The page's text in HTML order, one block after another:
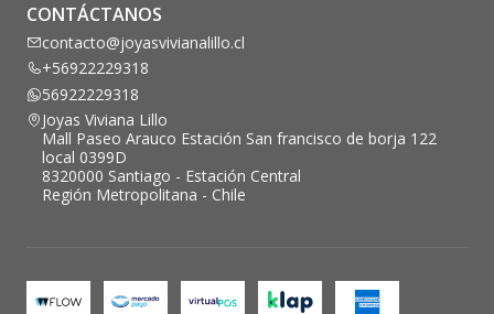
CONTÁCTANOS
contacto@joyasvivianalillo.cl
+56922229318
56922229318
Joyas Viviana Lillo
Mall Paseo Arauco Estación San francisco de borja 122
local 0399D
8320000 Santiago - Estación Central
Región Metropolitana - Chile